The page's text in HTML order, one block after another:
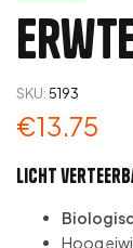
SKU:5193
€13.75
Licht
Hoog